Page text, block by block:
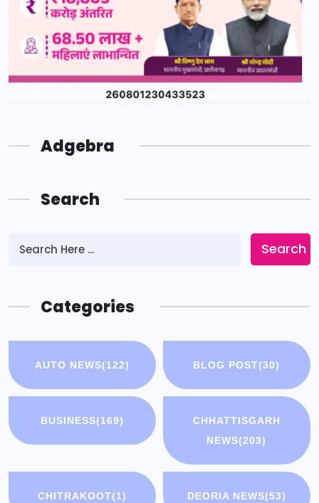
Adgebra
Search
Search
Categories
AUTO NEWS(122) BLOG POST(30)
BUSINESS(169)
CHHATTISGARH
NEWS(203)
CHITRAKOOT(1) DEORIA NEWS(53)